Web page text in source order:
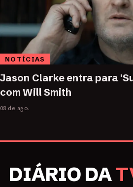
NOTÍCIAS
Jason Clarke entra para
com Will Smith
08 de ago.
DIÁRIO DA